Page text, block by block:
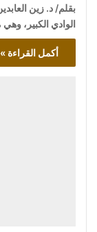
بقلم/ د. زين
الوادي الكبير،
أكمل القراءة »